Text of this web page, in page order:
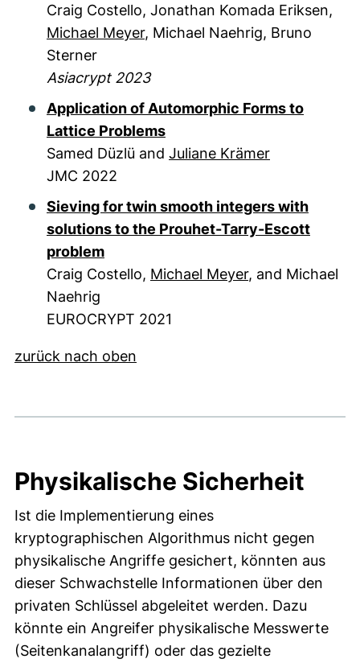
Craig Costello, Jonathan Komada Eriksen,
Michael Meyer, Michael Naehrig, Bruno
Sterner
Asiacrypt 2023
Application of Automorphic Forms to
Lattice Problems
Samed Düzlü and Juliane Krämer
JMC 2022
Sieving for twin smooth integers with
solutions to the Prouhet-Tarry-Escott
problem
Craig Costello, Michael Meyer, and Michael
Naehrig
EUROCRYPT 2021
zurück nach oben
Physikalische Sicherheit
Ist die Implementierung eines
kryptographischen Algorithmus nicht gegen
physikalische Angriffe gesichert, könnten aus
dieser Schwachstelle Informationen über den
privaten Schlüssel abgeleitet werden. Dazu
könnte ein Angreifer physikalische Messwerte
(Seitenkanalangriff) oder das gezielte